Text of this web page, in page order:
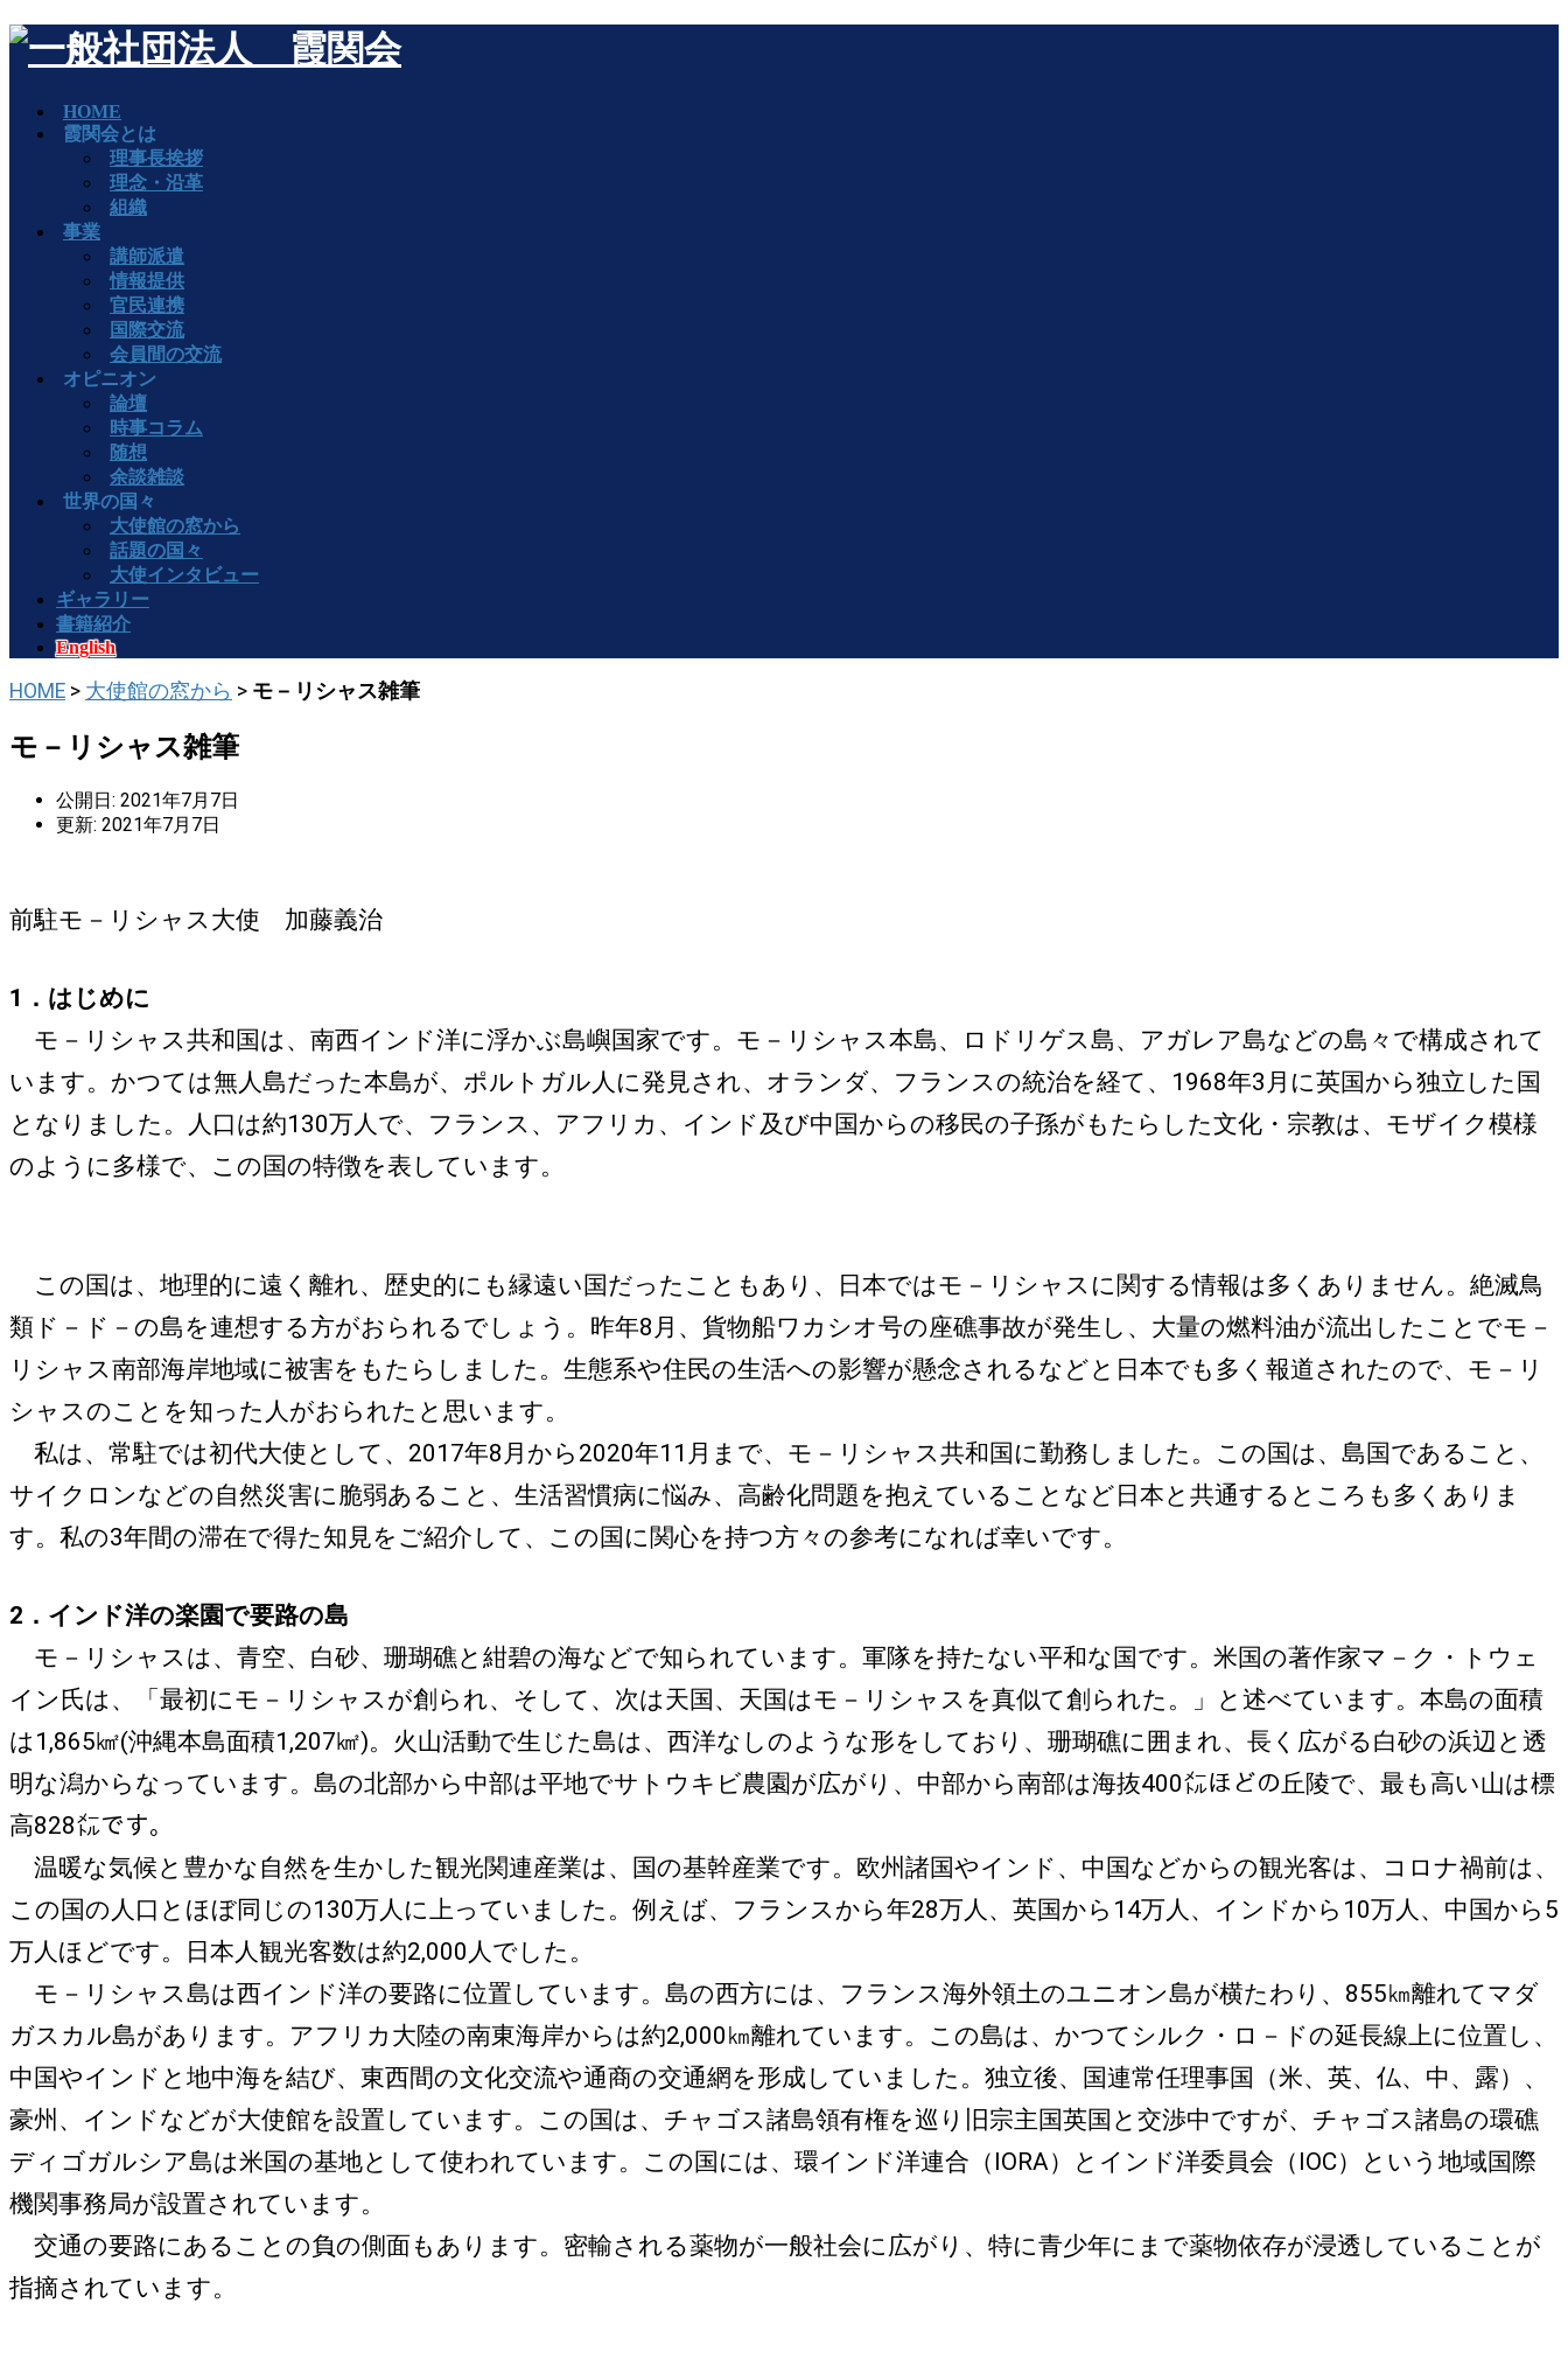
HOME
霞関会とは
理事長挨拶
理念・沿革
組織
事業
講師派遣
情報提供
官民連携
国際交流
会員間の交流
オピニオン
論壇
時事コラム
随想
余談雑談
世界の国々
大使館の窓から
話題の国々
大使インタビュー
ギャラリー
書籍紹介
English
HOME > 大使館の窓から > モ－リシャス雑筆
モ－リシャス雑筆
公開日: 2021年7月7日
更新: 2021年7月7日
前駐モ－リシャス大使 加藤義治
1．はじめに
モ－リシャス共和国は、南西インド洋に浮かぶ島嶼国家です。モ－リシャス本島、ロドリゲス島、アガレア島などの島々で構成されて
います。かつては無人島だった本島が、ポルトガル人に発見され、オランダ、フランスの統治を経て、1968年3月に英国から独立した国
となりました。人口は約130万人で、フランス、アフリカ、インド及び中国からの移民の子孫がもたらした文化・宗教は、モザイク模様
のように多様で、この国の特徴を表しています。
この国は、地理的に遠く離れ、歴史的にも縁遠い国だったこともあり、日本ではモ－リシャスに関する情報は多くありません。絶滅鳥
類ド－ド－の島を連想する方がおられるでしょう。昨年8月、貨物船ワカシオ号の座礁事故が発生し、大量の燃料油が流出したことでモ－
リシャス南部海岸地域に被害をもたらしました。生態系や住民の生活への影響が懸念されるなどと日本でも多く報道されたので、モ－リ
シャスのことを知った人がおられたと思います。
私は、常駐では初代大使として、2017年8月から2020年11月まで、モ－リシャス共和国に勤務しました。この国は、島国であること、
サイクロンなどの自然災害に脆弱あること、生活習慣病に悩み、高齢化問題を抱えていることなど日本と共通するところも多くありま
す。私の3年間の滞在で得た知見をご紹介して、この国に関心を持つ方々の参考になれば幸いです。
2．インド洋の楽園で要路の島
モ－リシャスは、青空、白砂、珊瑚礁と紺碧の海などで知られています。軍隊を持たない平和な国です。米国の著作家マ－ク・トウェ
イン氏は、「最初にモ－リシャスが創られ、そして、次は天国、天国はモ－リシャスを真似て創られた。」と述べています。本島の面積
は1,865㎢(沖縄本島面積1,207㎢)。火山活動で生じた島は、西洋なしのような形をしており、珊瑚礁に囲まれ、長く広がる白砂の浜辺と透
明な潟からなっています。島の北部から中部は平地でサトウキビ農園が広がり、中部から南部は海抜400㍍ほどの丘陵で、最も高い山は標
高828㍍です。
温暖な気候と豊かな自然を生かした観光関連産業は、国の基幹産業です。欧州諸国やインド、中国などからの観光客は、コロナ禍前は、
この国の人口とほぼ同じの130万人に上っていました。例えば、フランスから年28万人、英国から14万人、インドから10万人、中国から5
万人ほどです。日本人観光客数は約2,000人でした。
モ－リシャス島は西インド洋の要路に位置しています。島の西方には、フランス海外領土のユニオン島が横たわり、855㎞離れてマダ
ガスカル島があります。アフリカ大陸の南東海岸からは約2,000㎞離れています。この島は、かつてシルク・ロ－ドの延長線上に位置し、
中国やインドと地中海を結び、東西間の文化交流や通商の交通網を形成していました。独立後、国連常任理事国（米、英、仏、中、露）、
豪州、インドなどが大使館を設置しています。この国は、チャゴス諸島領有権を巡り旧宗主国英国と交渉中ですが、チャゴス諸島の環礁
ディゴガルシア島は米国の基地として使われています。この国には、環インド洋連合（IORA）とインド洋委員会（IOC）という地域国際
機関事務局が設置されています。
交通の要路にあることの負の側面もあります。密輸される薬物が一般社会に広がり、特に青少年にまで薬物依存が浸透していることが
指摘されています。